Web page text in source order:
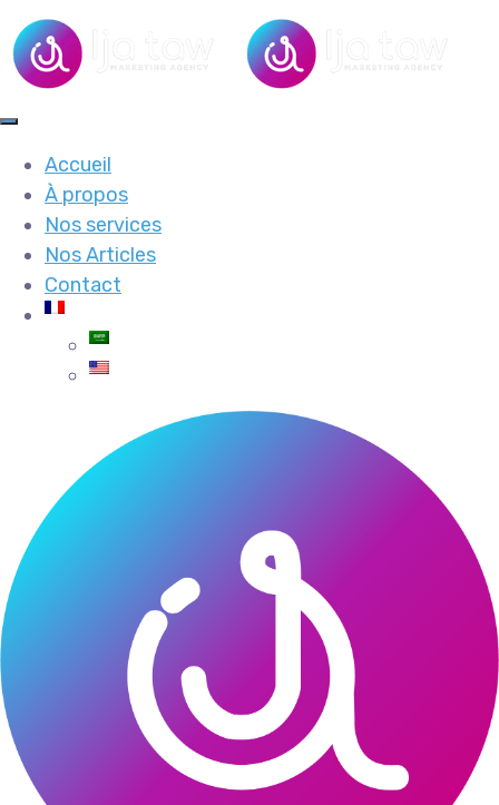
Accueil
À propos
Nos services
Nos Articles
Contact